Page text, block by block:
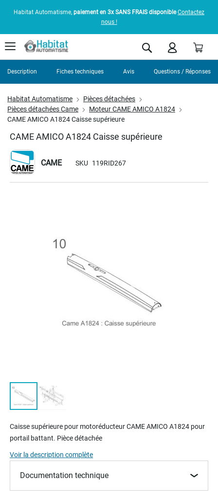
Habitat Automatisme, paiement en 3x SANS FRAIS disponible Contactez
nous !
Rechercher
Habitat Automatisme
Pièces détachées
Pièces détachées Came
Moteur CAME AMICO A1824
CAME AMICO A1824 Caisse supérieure
CAME AMICO A1824 Caisse supérieure
CAME SKU 119RID267
to
beginning
of
the
images
Caisse supérieure pour motoréducteurCAME AMICO A1824 pour
portail battant. Pièce détachée
Voir la description complète
Documentation technique
Description Fiches techniques Avis Questions / Réponses